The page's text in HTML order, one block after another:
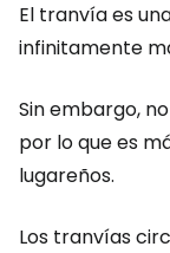
El tranvía es
infinitamente
Sin embargo,
por lo que es
lugareños.
Los tranvías